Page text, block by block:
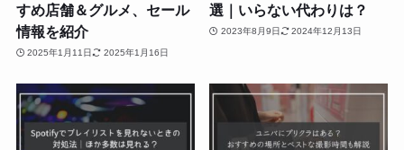
すめ店舗＆グルメ、セール
情報を紹介
2025年1月11日 2025年1月16日
選｜いらない代わりは？
2023年8月9日 2024年12月13日